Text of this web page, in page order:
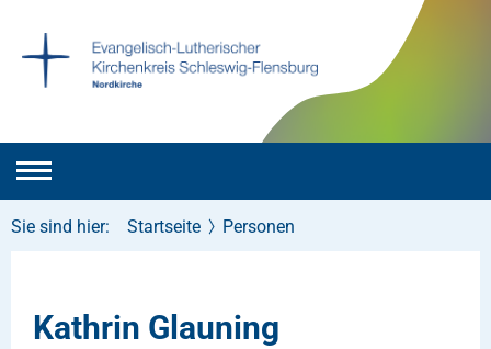
Sie sind hier: Startseite Personen
Kathrin Glauning